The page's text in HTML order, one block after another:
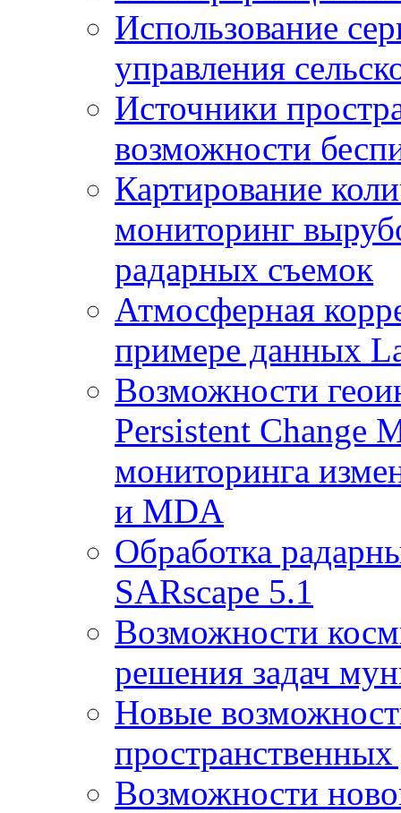
Использование
управления
Источники
возможности
Картирование
мониторинг
радарных съемок
Атмосферная
примере данных
Возможности
Persistent Change
мониторинга
и MDA
Обработка
SARscape 5.1
Возможности
решения задач
Новые
Возможности